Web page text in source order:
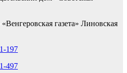
газета» Линовская
197
497